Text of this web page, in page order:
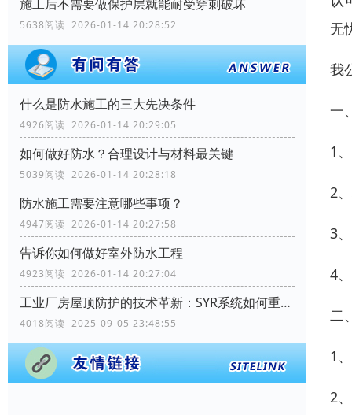
施工后不需要做保护层就能耐受穿刺破坏
5638阅读 2026-01-14 20:28:52
什么是防水施工的三大先决条件
4926阅读 2026-01-14 20:29:05
如何做好防水？合理设计与材料最关键
5039阅读 2026-01-14 20:28:18
防水施工需要注意哪些事项？
4947阅读 2026-01-14 20:27:58
告诉你如何做好室外防水工程
4923阅读 2026-01-14 20:27:04
工业厂房屋顶防护的技术革新：SYR系统如何重塑行业标准
4018阅读 2025-09-05 23:48:55
无
我
一
1
2
3
4
二
1
2